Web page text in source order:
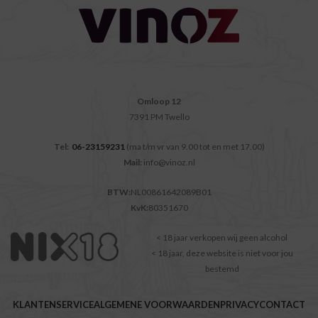
Omloop 12
7391 PM Twello
Tel: 06-23159231 (ma t/m vr van 9.00 tot en met 17.00)
Mail: info@vinoz.nl
BTW:NL00861642089B01
KvK:80351670
< 18 jaar verkopen wij geen alcohol
< 18 jaar, deze website is niet voor jou
bestemd
KLANTENSERVICEALGEMENE VOORWAARDENPRIVACYCONTACT